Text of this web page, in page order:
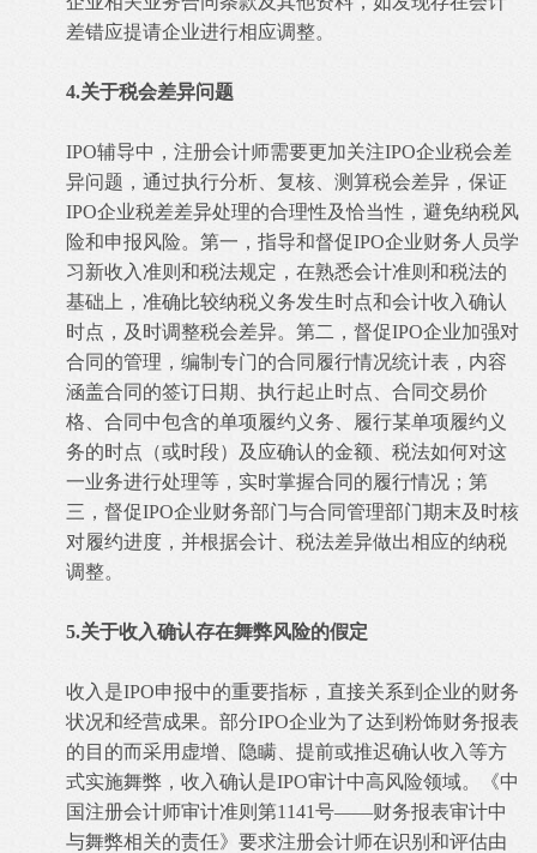
差错应提请企业进行相应调整。
4.关于税会差异问题
IPO辅导中，注册会计师需要更加关注IPO企业税会差
异问题，通过执行分析、复核、测算税会差异，保证
IPO企业税差差异处理的合理性及恰当性，避免纳税风
险和申报风险。第一，指导和督促IPO企业财务人员学
习新收入准则和税法规定，在熟悉会计准则和税法的
基础上，准确比较纳税义务发生时点和会计收入确认
时点，及时调整税会差异。第二，督促IPO企业加强对
合同的管理，编制专门的合同履行情况统计表，内容
涵盖合同的签订日期、执行起止时点、合同交易价
格、合同中包含的单项履约义务、履行某单项履约义
务的时点（或时段）及应确认的金额、税法如何对这
一业务进行处理等，实时掌握合同的履行情况；第
三，督促IPO企业财务部门与合同管理部门期末及时核
对履约进度，并根据会计、税法差异做出相应的纳税
调整。
5.关于收入确认存在舞弊风险的假定
收入是IPO申报中的重要指标，直接关系到企业的财务
状况和经营成果。部分IPO企业为了达到粉饰财务报表
的目的而采用虚增、隐瞒、提前或推迟确认收入等方
式实施舞弊，收入确认是IPO审计中高风险领域。《中
国注册会计师审计准则第1141号——财务报表审计中
与舞弊相关的责任》要求注册会计师在识别和评估由